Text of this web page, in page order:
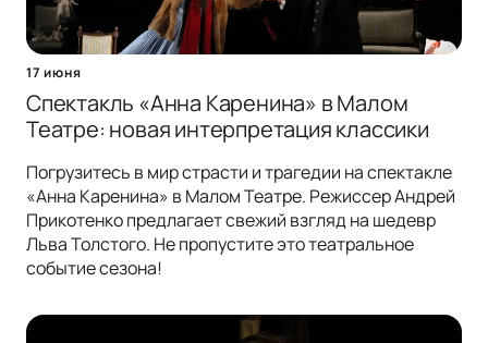
17 июня
Спектакль «Анна Каренина» в Малом
Театре: новая интерпретация классики
Погрузитесь в мир страсти и трагедии на спектакле
«Анна Каренина» в Малом Театре. Режиссер Андрей
Прикотенко предлагает свежий взгляд на шедевр
Льва Толстого. Не пропустите это театральное
событие сезона!